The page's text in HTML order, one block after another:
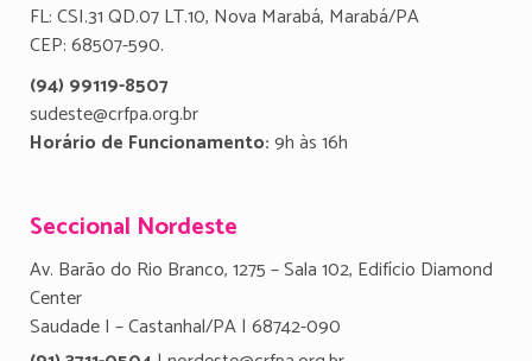
FL: CSI.31 QD.07 LT.10, Nova Marabá, Marabá/PA
CEP: 68507-590.
(94) 99119-8507
sudeste@crfpa.org.br
Horário de Funcionamento:9h às 16h
Seccional Nordeste
Av. Barão do Rio Branco, 1275 – Sala 102, Edifício Diamond
Center
Saudade I – Castanhal/PA | 68742-090